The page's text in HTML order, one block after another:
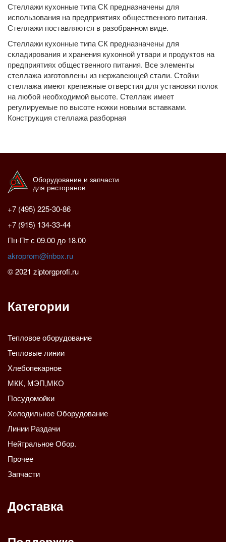
Стеллажи кухонные типа СК предназначены для
использования на предприятиях общественного питания.
Стеллажи поставляются в разобранном виде.
Стеллажи кухонные типа СК предназначены для
складирования и хранения кухонной утвари и продуктов на
предприятиях общественного питания. Все элементы
стеллажа изготовлены из нержавеющей стали. Стойки
стеллажа имеют крепежные отверстия для установки полок
на любой необходимой высоте. Стеллаж имеет
регулируемые по высоте ножки новыми вставками.
Конструкция стеллажа разборная
Оборудование и запчасти
для ресторанов
+7 (495) 225-30-86
+7 (915) 134-33-44
Пн-Пт с 09.00 до 18.00
akroprom@inbox.ru
© 2021 ziptorgprofi.ru
Категории
Тепловое оборудование
Тепловые линии
Хлебопекарное
МКК, МЭП,МКО
Посудомойки
Холодильное Оборудование
Линии Раздачи
Нейтральное Обор.
Прочее
Запчасти
Доставка